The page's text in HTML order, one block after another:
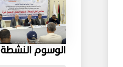
الوسوم النشطة